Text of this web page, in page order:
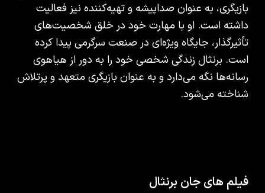
بازیگری، به عنوان صداپیشه و تهیه‌کننده نیز فعالیت
داشته است. او با مهارت خود در خلق شخصیت‌های
تأثیرگذار، جایگاه ویژه‌ای در صنعت سرگرمی پیدا کرده
است. برنثال زندگی شخصی خود را به دور از هیاهوی
رسانه‌ها نگه می‌دارد و به عنوان بازیگری متعهد و پرتلاش
شناخته می‌شود.
فیلم های جان برنثال